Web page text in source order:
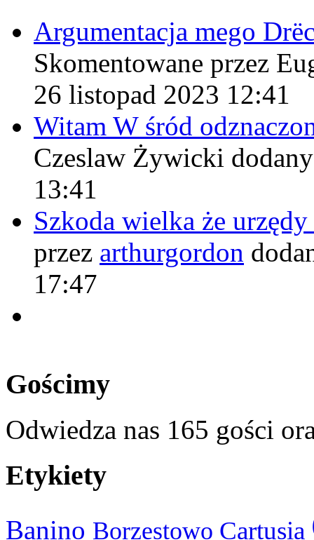
Argumentacja mego
Skomentowane przez
26 listopad 2023 12:41
Witam W śród
Czeslaw Żywicki
13:41
Szkoda wielka że
przez arthurgordon
17:47
Gościmy
Odwiedza nas 165 gości
Etykiety
Banino Borzestowo Cartusia